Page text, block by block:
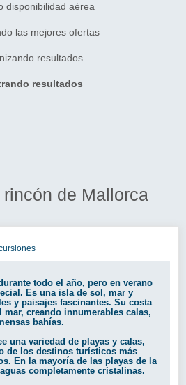
disponibilidad aérea
las mejores ofertas
resultados
resultados
de Mallorca
todo el año, pero en verano
Es una isla de sol, mar y
y paisajes fascinantes. Su costa
mar, creando innumerables calas,
bahías.
una variedad de playas y calas,
de los destinos turísticos más
En la mayoría de las playas de la
completamente cristalinas.